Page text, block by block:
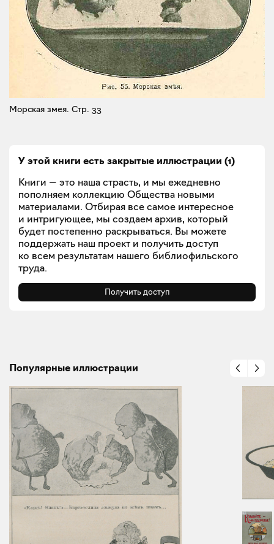
Морская змея. Стр. 33
У этой книги есть закрытые иллюстрации (1)
Книги — это наша страсть, и мы ежедневно
пополняем коллекцию Общества новыми
материалами. Отбирая все самое интересное
и интригующее, мы создаем архив, который
будет постепенно раскрываться. Вы можете
поддержать наш проект и получить доступ
ко всем результатам нашего библиофильского
труда.
Получить доступ
Популярные иллюстрации